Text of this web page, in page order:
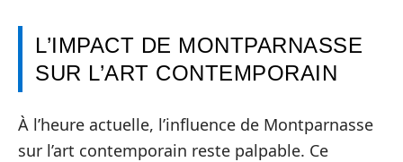
L’IMPACT DE MONTPARNASSE
SUR L’ART CONTEMPORAIN
À l’heure actuelle, l’influence de Montparnasse
sur l’art contemporain reste palpable. Ce